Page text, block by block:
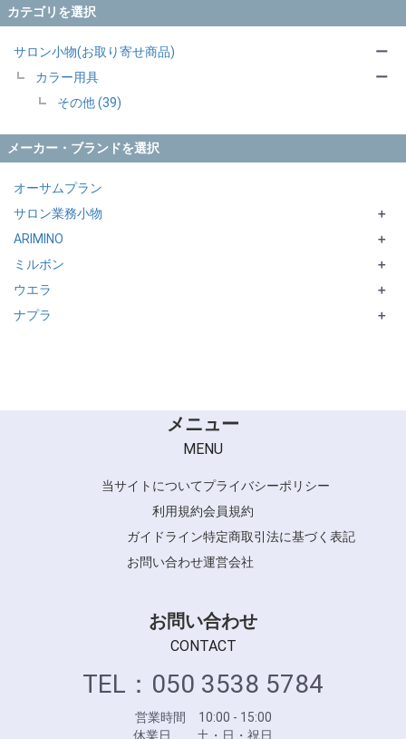
カテゴリを選択
サロン小物(お取り寄せ商品)
カラー用具
その他 (39)
ー
ー
メーカー・ブランドを選択
オーサムプラン
サロン業務小物
AIVL
エバーメイト・ニューエバー
スズラン
meiho
＋
ARIMINO
SUPPORTシリーズ
＋
ミルボン
Support シリーズ
＋
ウエラ
INVIGO
＋
ナプラ
＋
メニュー
MENU
当サイトについてプライバシーポリシー
利用規約会員規約
ガイドライン特定商取引法に基づく表記
お問い合わせ運営会社
お問い合わせ
CONTACT
TEL：050 3538 5784
営業時間 10:00 - 15:00
休業日 土・日・祝日